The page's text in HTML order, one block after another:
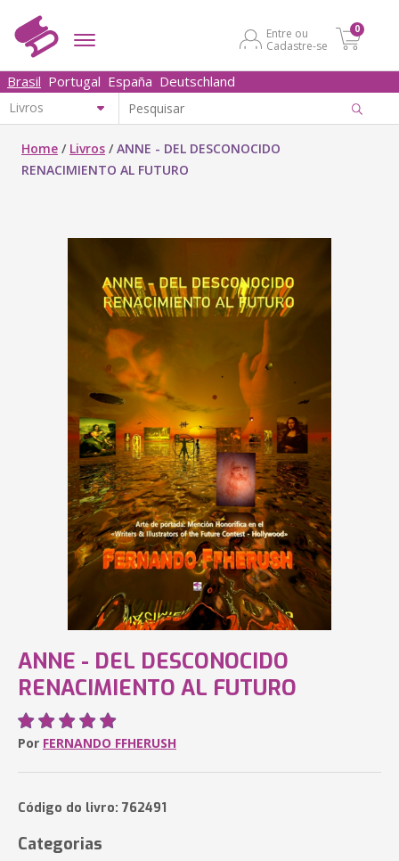
Entre ou
Cadastre-se
0
Brasil Portugal España Deutschland
Home / Livros /ANNE - DEL DESCONOCIDO
RENACIMIENTO AL FUTURO
ANNE - DEL DESCONOCIDO
RENACIMIENTO AL FUTURO
Por FERNANDO FFHERUSH
Código do livro: 762491
Categorias